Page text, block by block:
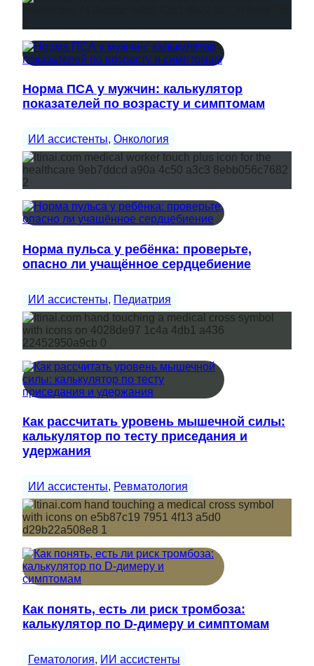
Норма ПСА у мужчин: калькулятор
показателей по возрасту и симптомам
ИИ ассистенты, Онкология
Норма пульса у ребёнка: проверьте,
опасно ли учащённое сердцебиение
ИИ ассистенты, Педиатрия
Как рассчитать уровень мышечной силы:
калькулятор по тесту приседания и
удержания
ИИ ассистенты, Ревматология
Как понять, есть ли риск тромбоза:
калькулятор по D-димеру и симптомам
Гематология, ИИ ассистенты